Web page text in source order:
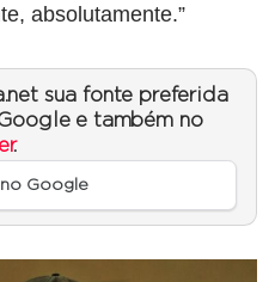
absolutamente.”
sua fonte preferida
e também no
.
Google